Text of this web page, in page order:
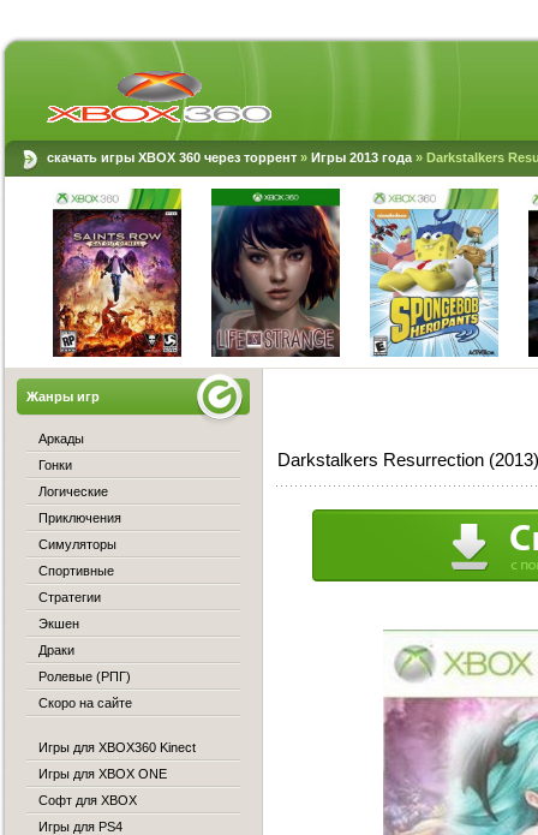
скачать игры XBOX 360 через торрент » Игры 2013 года » Darkstalkers
Darkstalkers Resurrection
Жанры игр
Аркады
Гонки
Логические
Приключения
Симуляторы
Спортивные
Стратегии
Экшен
Драки
Ролевые (РПГ)
Скоро на сайте
Игры для XBOX360 Kinect
Игры для XBOX ONE
Софт для XBOX
Игры для PS4